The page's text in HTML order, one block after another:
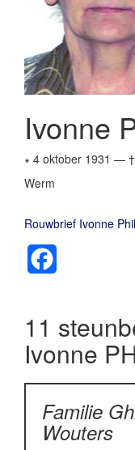
Ivonne
∗ 4 oktober 1931 —
Werm
Rouwbrief Ivonne
11
Ivonne
Familie
Wouters